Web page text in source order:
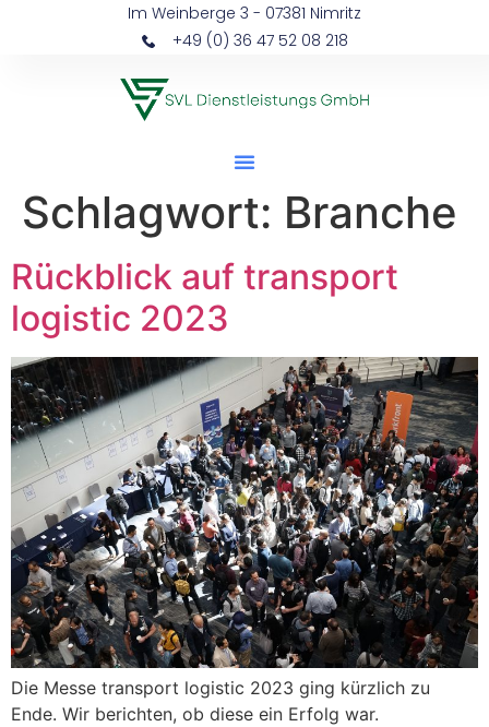
Im Weinberge 3 - 07381 Nimritz
+49 (0) 36 47 52 08 218
Schlagwort: Branche
Rückblick auf transport
logistic 2023
Die Messe transport logistic 2023 ging kürzlich zu
Ende. Wir berichten, ob diese ein Erfolg war.